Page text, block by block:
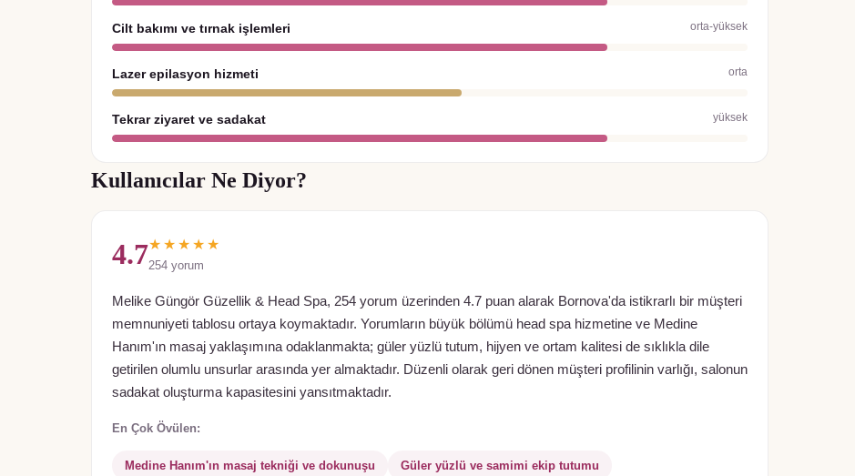
Cilt bakımı ve tırnak işlemleri orta-yüksek
Lazer epilasyon hizmeti orta
Tekrar ziyaret ve sadakat yüksek
Kullanıcılar Ne Diyor?
4.7★★★★★
254 yorum
Melike Güngör Güzellik & Head Spa, 254 yorum üzerinden 4.7 puan alarak Bornova'da istikrarlı bir müşteri
memnuniyeti tablosu ortaya koymaktadır. Yorumların büyük bölümü head spa hizmetine ve Medine
Hanım'ın masaj yaklaşımına odaklanmakta; güler yüzlü tutum, hijyen ve ortam kalitesi de sıklıkla dile
getirilen olumlu unsurlar arasında yer almaktadır. Düzenli olarak geri dönen müşteri profilinin varlığı, salonun
sadakat oluşturma kapasitesini yansıtmaktadır.
En Çok Övülen:
Medine Hanım'ın masaj tekniği ve dokunuşu Güler yüzlü ve samimi ekip tutumu